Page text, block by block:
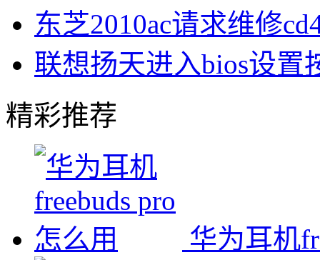
东芝2010ac请求维修
联想扬天进入bios设置
精彩推荐
华为耳机